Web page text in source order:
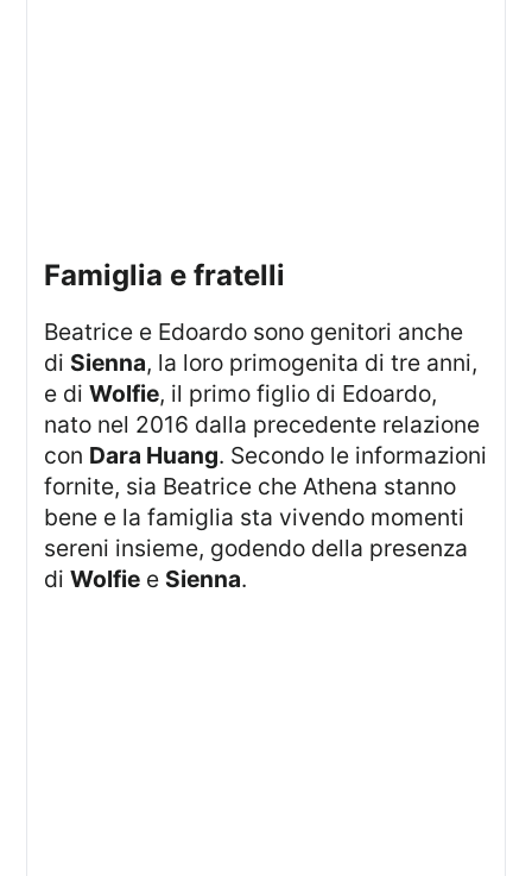
famiglia e fratelli
Beatrice e Edoardo sono genitori anche
di Sienna, la loro primogenita di tre anni,
e diWolfie, il primo figlio di Edoardo,
nato nel 2016 dalla precedente relazione
con Dara Huang. Secondo le informazioni
fornite, sia Beatrice che Athena stanno
bene e la famiglia sta vivendo momenti
sereni insieme, godendo della presenza
diWolfie e Sienna.